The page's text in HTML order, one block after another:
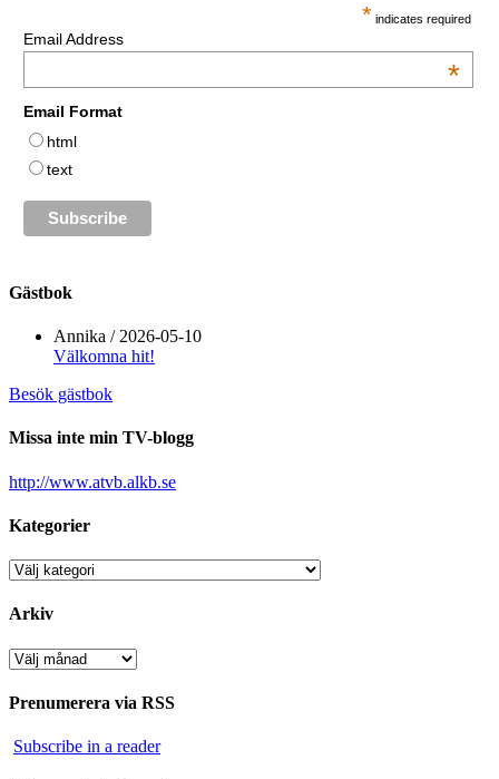
* indicates required
Email Address
*
Email Format
html
text
Gästbok
Annika / 2026-05-10
Välkomna hit!
Besök gästbok
Missa inte min TV-blogg
http://www.atvb.alkb.se
Kategorier
Kategorier
Arkiv
Arkiv
Prenumerera via RSS
Subscribe in a reader